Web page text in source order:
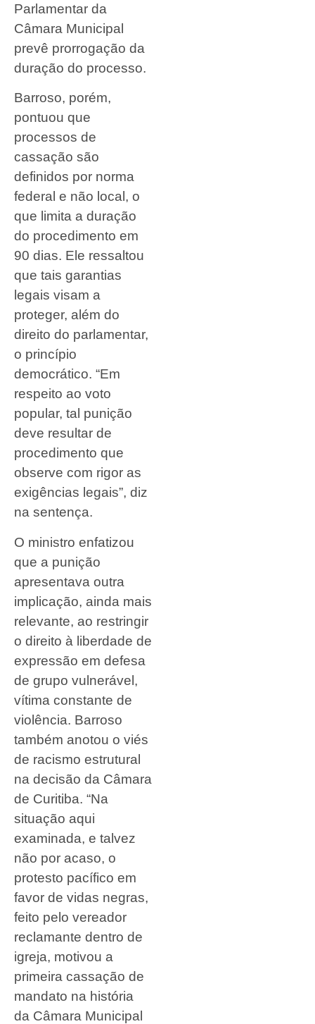
Parlamentar da
Câmara Municipal
prevê prorrogação da
duração do processo.
Barroso, porém,
pontuou que
processos de
cassação são
definidos por norma
federal e não local, o
que limita a duração
do procedimento em
90 dias. Ele ressaltou
que tais garantias
legais visam a
proteger, além do
direito do parlamentar,
o princípio
democrático. “Em
respeito ao voto
popular, tal punição
deve resultar de
procedimento que
observe com rigor as
exigências legais”, diz
na sentença.
O ministro enfatizou
que a punição
apresentava outra
implicação, ainda mais
relevante, ao restringir
o direito à liberdade de
expressão em defesa
de grupo vulnerável,
vítima constante de
violência. Barroso
também anotou o viés
de racismo estrutural
na decisão da Câmara
de Curitiba. “Na
situação aqui
examinada, e talvez
não por acaso, o
protesto pacífico em
favor de vidas negras,
feito pelo vereador
reclamante dentro de
igreja, motivou a
primeira cassação de
mandato na história
da Câmara Municipal